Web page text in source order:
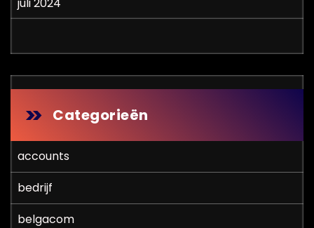
Categorieën
accounts
bedrijf
belgacom